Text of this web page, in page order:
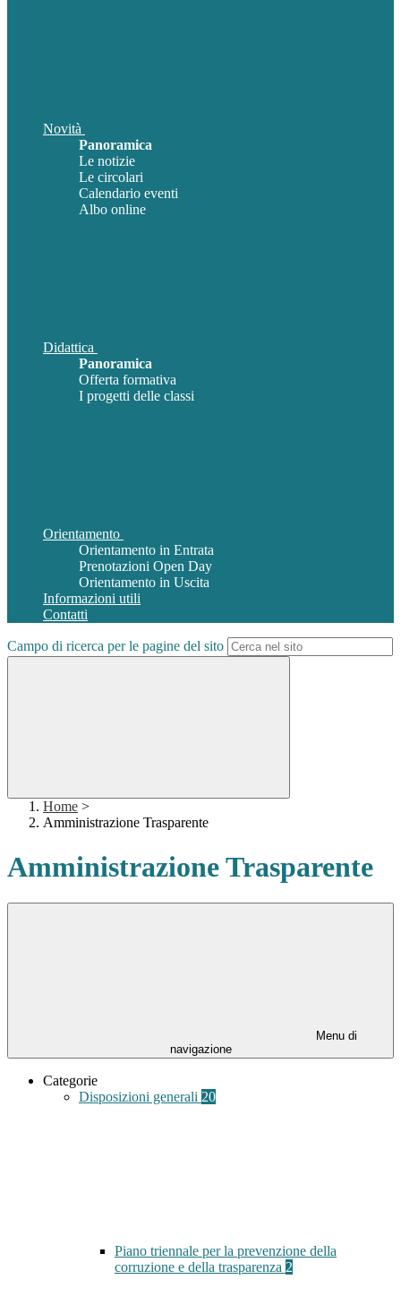
Novità
Panoramica
Le notizie
Le circolari
Calendario eventi
Albo online
Didattica
Panoramica
Offerta formativa
I progetti delle classi
Orientamento
Orientamento in Entrata
Prenotazioni Open Day
Orientamento in Uscita
Informazioni utili
Contatti
Campo di ricerca per le pagine del sito
Home >
Amministrazione Trasparente
Amministrazione Trasparente
Menu di
navigazione
Categorie
Disposizioni generali 20
Piano triennale per la prevenzione della
corruzione e della trasparenza 2